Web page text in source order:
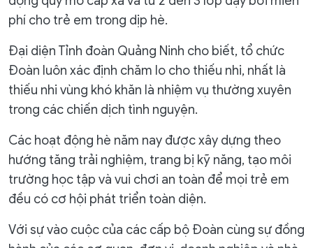
phí cho trẻ em trong dịp hè.
Đại diện Tỉnh đoàn Quảng Ninh cho biết, tổ chức
Đoàn luôn xác định chăm lo cho thiếu nhi, nhất là
thiếu nhi vùng khó khăn là nhiệm vụ thường xuyên
trong các chiến dịch tình nguyện.
Các hoạt động hè năm nay được xây dựng theo
hướng tăng trải nghiệm, trang bị kỹ năng, tạo môi
trường học tập và vui chơi an toàn để mọi trẻ em
đều có cơ hội phát triển toàn diện.
Với sự vào cuộc của các cấp bộ Đoàn cùng sự đồng